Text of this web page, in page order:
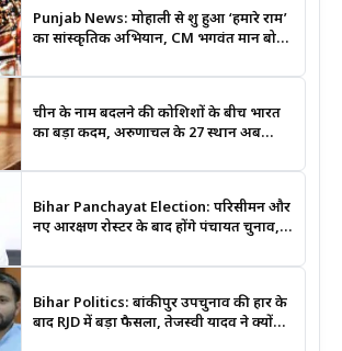
Punjab News: मोहाली से शुरू हुआ ‘हमारे राम’
का सांस्कृतिक अभियान, CM भगवंत मान बोले-
चीन के नाम बदलने की कोशिशों के बीच भारत
का बड़ा कदम, अरुणाचल के 27 स्थान अब
Bihar Panchayat Election: परिसीमन और
नए आरक्षण रोस्टर के बाद होंगे पंचायत चुनाव,
Bihar Politics: बांकीपुर उपचुनाव की हार के
बाद RJD में बड़ा फैसला, तेजस्वी यादव ने क्यों